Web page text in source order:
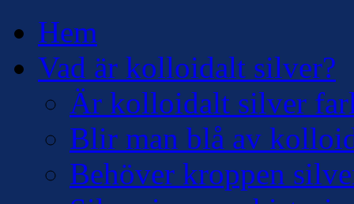
Hem
Vad är kolloidalt silver?
Är kolloidalt silver
Blir man blå av
Behöver kroppen